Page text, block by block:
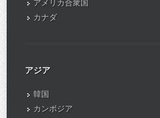
アメリカ合衆国
カナダ
アジア
韓国
カンボジア